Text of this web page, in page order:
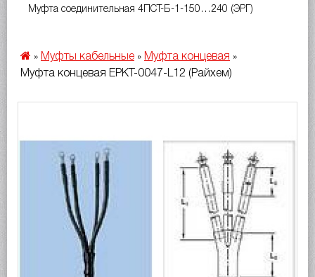
Муфта соединительная 4ПСТ-Б-1-150…240 (ЭРГ)
» Муфты кабельные » Муфта концевая »
Муфта концевая EPKT-0047-L12 (Райхем)